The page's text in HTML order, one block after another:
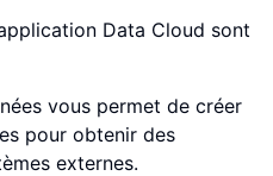
Data Cloud sont
vous permet de créer
pour obtenir des
externes.